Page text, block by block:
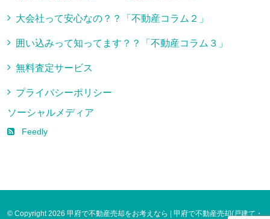
大会社って安心なの？？「不動産コラム２」
囲い込みって知ってます？？「不動産コラム３」
無料査定サービス
プライバシーポリシー
ソーシャルメディア
Feedly
© Copyright 2026 甲府で不動産売却をお考えなら | 甲府で不動産売却(戸建て・